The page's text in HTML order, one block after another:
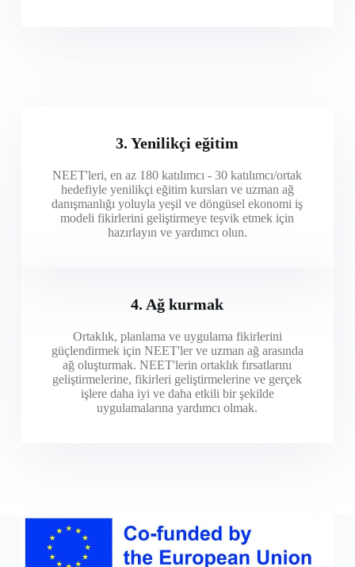
3. Yenilikçi eğitim
NEET'leri, en az 180 katılımcı - 30 katılımcı/ortak
hedefiyle yenilikçi eğitim kursları ve uzman ağ
danışmanlığı yoluyla yeşil ve döngüsel ekonomi iş
modeli fikirlerini geliştirmeye teşvik etmek için
hazırlayın ve yardımcı olun.
4. Ağ kurmak
Ortaklık, planlama ve uygulama fikirlerini
güçlendirmek için NEET'ler ve uzman ağ arasında
ağ oluşturmak. NEET'lerin ortaklık fırsatlarını
geliştirmelerine, fikirleri geliştirmelerine ve gerçek
işlere daha iyi ve daha etkili bir şekilde
uygulamalarına yardımcı olmak.